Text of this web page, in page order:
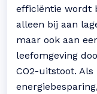
efficiëntie wordt
alleen bij aan
maar ook aan
leefomgeving
CO2-uitstoot.